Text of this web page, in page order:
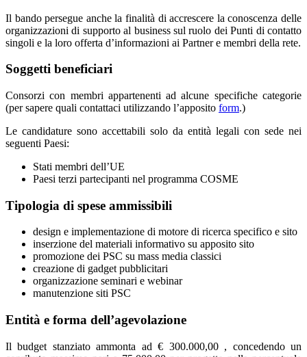
Il bando persegue anche la finalità di accrescere la conoscenza delle
organizzazioni di supporto al business sul ruolo dei Punti di contatto
singoli e la loro offerta d’informazioni ai Partner e membri della rete.
Soggetti beneficiari
Consorzi con membri appartenenti ad alcune specifiche categorie
(per sapere quali contattaci utilizzando l’apposito form.)
Le candidature sono accettabili solo da entità legali con sede nei
seguenti Paesi:
Stati membri dell’UE
Paesi terzi partecipanti nel programma COSME
Tipologia di spese ammissibili
design e implementazione di motore di ricerca specifico e sito
inserzione del materiali informativo su apposito sito
promozione dei PSC su mass media classici
creazione di gadget pubblicitari
organizzazione seminari e webinar
manutenzione siti PSC
Entità e forma dell’agevolazione
Il budget stanziato ammonta ad € 300.000,00 , concedendo un